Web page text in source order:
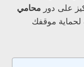
على دور محامي
لحماية موقفك